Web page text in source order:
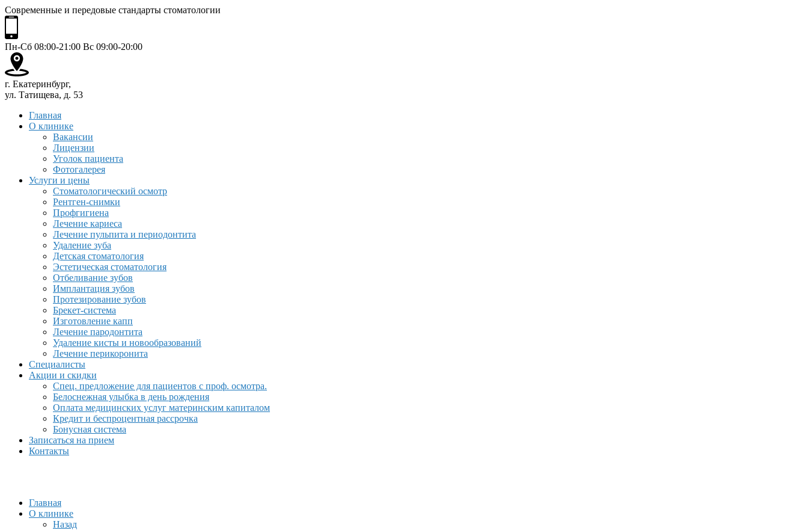
Современные и передовые стандарты стоматологии
Пн-Сб 08:00-21:00 Вс 09:00-20:00
г. Екатеринбург,
ул. Татищева, д. 53
Главная
О клинике
Вакансии
Лицензии
Уголок пациента
Фотогалерея
Услуги и цены
Стоматологический осмотр
Рентген-снимки
Профгигиена
Лечение кариеса
Лечение пульпита и периодонтита
Удаление зуба
Детская стоматология
Эстетическая стоматология
Отбеливание зубов
Имплантация зубов
Протезирование зубов
Брекет-система
Изготовление капп
Лечение пародонтита
Удаление кисты и новообразований
Лечение перикоронита
Специалисты
Акции и скидки
Спец. предложение для пациентов с проф. осмотра.
Белоснежная улыбка в день рождения
Оплата медицинских услуг материнским капиталом
Кредит и беспроцентная рассрочка
Бонусная система
Записаться на прием
Контакты
Главная
О клинике
Назад